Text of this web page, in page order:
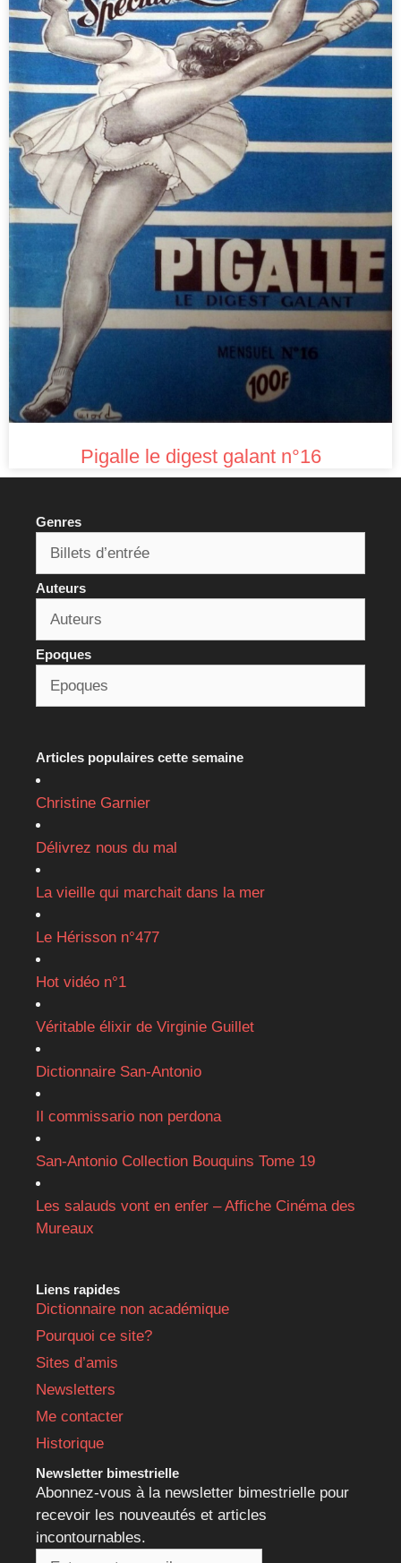
Pigalle le digest galant n°16
Genres
Auteurs
Epoques
Articles populaires cette semaine
Christine Garnier
Délivrez nous du mal
La vieille qui marchait dans la mer
Le Hérisson n°477
Hot vidéo n°1
Véritable élixir de Virginie Guillet
Dictionnaire San-Antonio
Il commissario non perdona
San-Antonio Collection Bouquins Tome 19
Les salauds vont en enfer – Affiche Cinéma des
Mureaux
Liens rapides
Dictionnaire non académique
Pourquoi ce site?
Sites d’amis
Newsletters
Me contacter
Historique
Newsletter bimestrielle
Abonnez-vous à la newsletter bimestrielle pour
recevoir les nouveautés et articles
incontournables.